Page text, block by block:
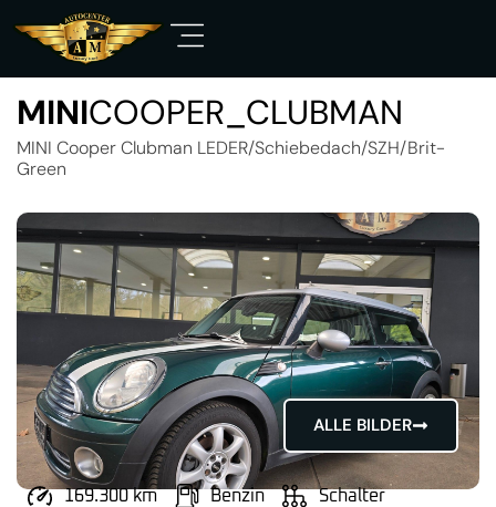
MINICOOPER_CLUBMAN
MINI Cooper Clubman LEDER/Schiebedach/SZH/Brit-
Green
ALLE BILDER
169.300 km Benzin Schalter